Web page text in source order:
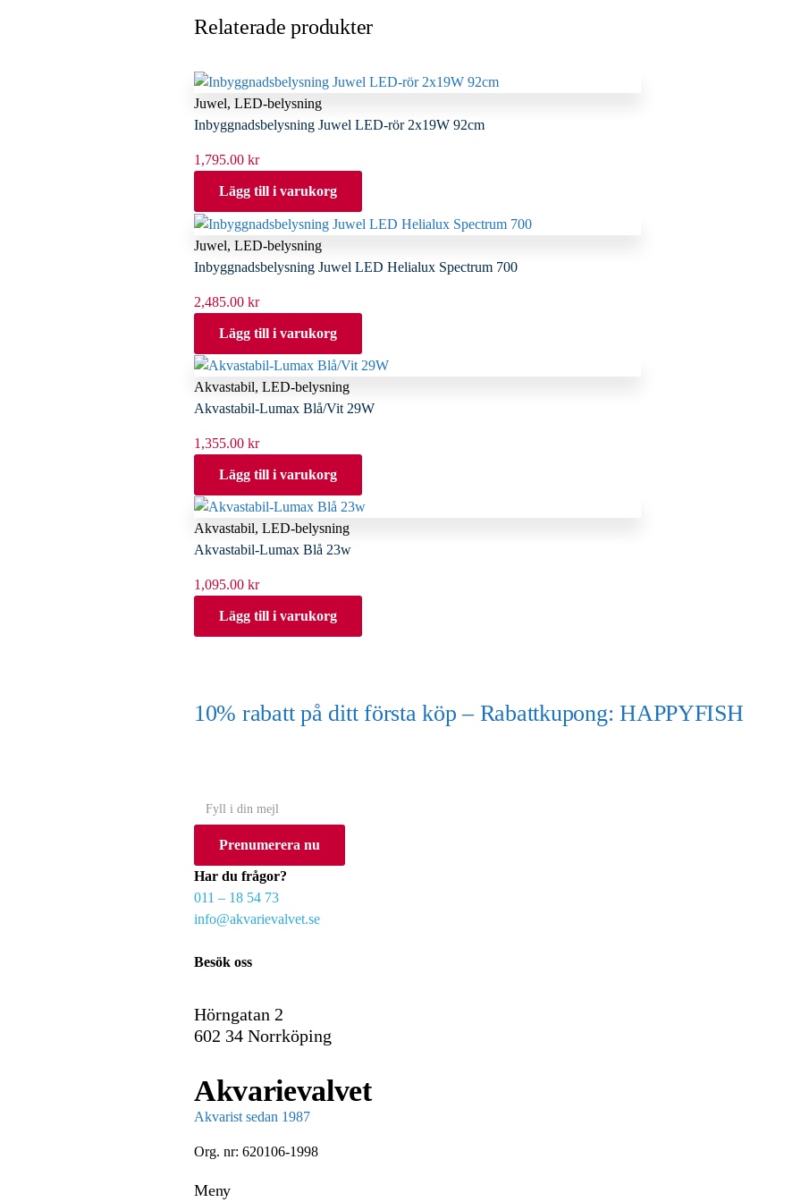
Relaterade produkter
Juwel, LED-belysning
Inbyggnadsbelysning Juwel LED-rör 2x19W 92cm
1,795.00 kr
Lägg till i varukorg
Juwel, LED-belysning
Inbyggnadsbelysning Juwel LED Helialux Spectrum 700
2,485.00 kr
Lägg till i varukorg
Akvastabil, LED-belysning
Akvastabil-Lumax Blå/Vit 29W
1,355.00 kr
Lägg till i varukorg
Akvastabil, LED-belysning
Akvastabil-Lumax Blå 23w
1,095.00 kr
Lägg till i varukorg
10% rabatt på ditt första köp – Rabattkupong: HAPPYFISH
o
r
Prenumerera nu
Har du frågor?
011 – 18 54 73
info@akvarievalvet.se
Besök oss
Hörngatan 2
602 34 Norrköping
Akvarievalvet
Akvarist sedan 1987
Org. nr: 620106-1998
Meny